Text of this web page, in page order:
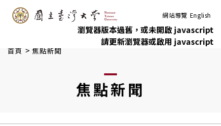
跳到主要內容 網站導覽 English
瀏覽器版本過舊，或未開啟 javascript
請更新瀏覽器或啟用 javascript
首頁 > 焦點新聞
焦點新聞